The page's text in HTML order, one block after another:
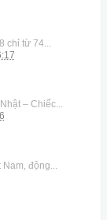
từ 74...
– Chiếc...
động...